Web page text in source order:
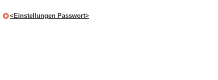
<Einstellungen Passwort>